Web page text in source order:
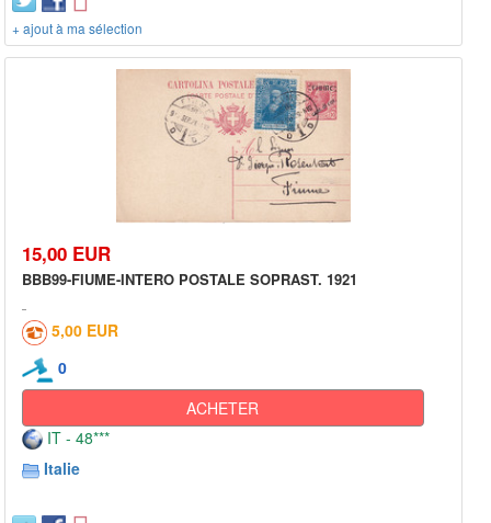
+ ajout à ma sélection
15,00 EUR
BBB99-FIUME-INTERO POSTALE SOPRAST. 1921
5,00 EUR
0
ACHETER
IT - 48***
Italie